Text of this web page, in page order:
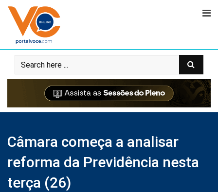
Câmara começa a analisar
reforma da Previdência nesta
terça (26)